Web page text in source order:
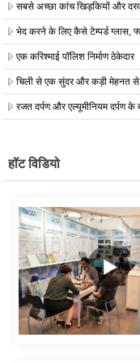
सबसे अच्छा कांच खिड़कियों और
भेद करने के लिए कैसे टेम्पर्ड ग्लास,
एक करिश्माई पॉलिश निर्माण ठेकेदार
चिली से एक सुंदर और कड़ी मेहनत से
रजत दर्पण और एल्यूमीनियम दर्पण के
हॉट विडियो